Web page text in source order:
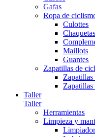
Gafas
Ropa de
Culottes
Maillots
Guantes
Zapatillas de
Zapatillas
Taller
Taller
Herramientas
Limpieza y